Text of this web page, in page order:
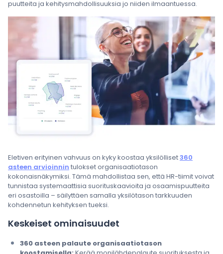
puutteita ja kehitysmahdollisuuksia jo niiden ilmaantuessa.
Eletiven erityinen vahvuus on kyky koostaa yksilölliset360
asteen arvioinnin tulokset organisaatiotason
kokonaisnäkymiksi. Tämä mahdollistaa sen, että HR-tiimit voivat
tunnistaa systemaattisia suorituskaavioita ja osaamispuutteita
eri osastoilla – säilyttäen samalla yksilötason tarkkuuden
kohdennetun kehityksen tueksi.
Keskeiset ominaisuudet
360 asteen palaute organisaatiotason